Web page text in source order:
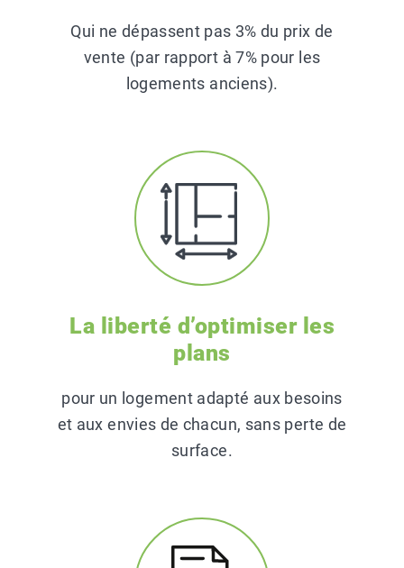
Qui ne dépassent pas 3% du prix de
vente (par rapport à 7% pour les
logements anciens).
La liberté d’optimiser les
plans
pour un logement adapté aux besoins
et aux envies de chacun, sans perte de
surface.